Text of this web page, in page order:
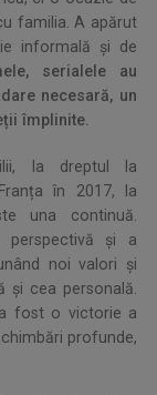
familia. A apărut
informală și de
serialele au
necesară, un
împlinite.
la dreptul la
în 2017, la
una continuă.
perspectivă și a
noi valori și
și cea personală.
fost o victorie a
profunde,